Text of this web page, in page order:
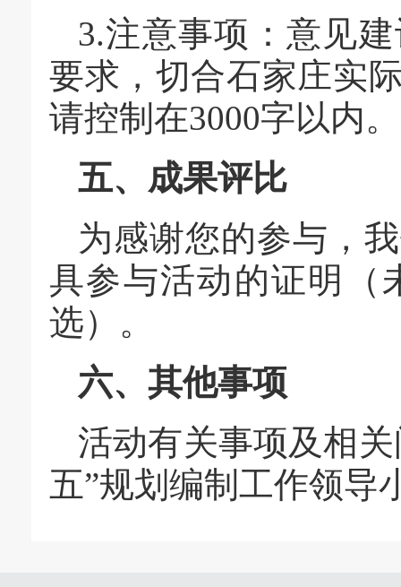
3.注意事项：意见
要求，切合石家庄实
请控制在3000字以内。
五、成果评比
为感谢您的参与，
具参与活动的证明（
选）。
六、其他事项
活动有关事项及相
五”规划编制工作领导